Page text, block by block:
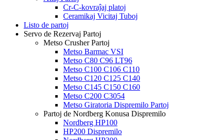
Cr-C-kovraĵaj platoj
Ceramikaj Vicitaj Tuboj
Listo de partoj
Servo de Rezervaj Partoj
Metso Crusher Partoj
Metso Barmac VSI
Metso C80 C96 LT96
Metso C100 C106 C110
Metso C120 C125 C140
Metso C145 C150 C160
Metso C200 C3054
Metso Giratoria Dispremilo Partoj
Partoj de Nordberg Konusa Dispremilo
Nordberg HP100
HP200 Dispremilo